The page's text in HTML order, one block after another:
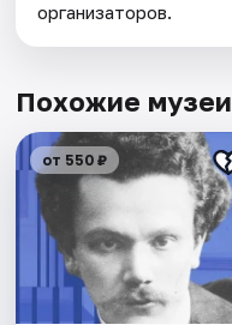
организаторов.
Похожие музеи
от 550 ₽